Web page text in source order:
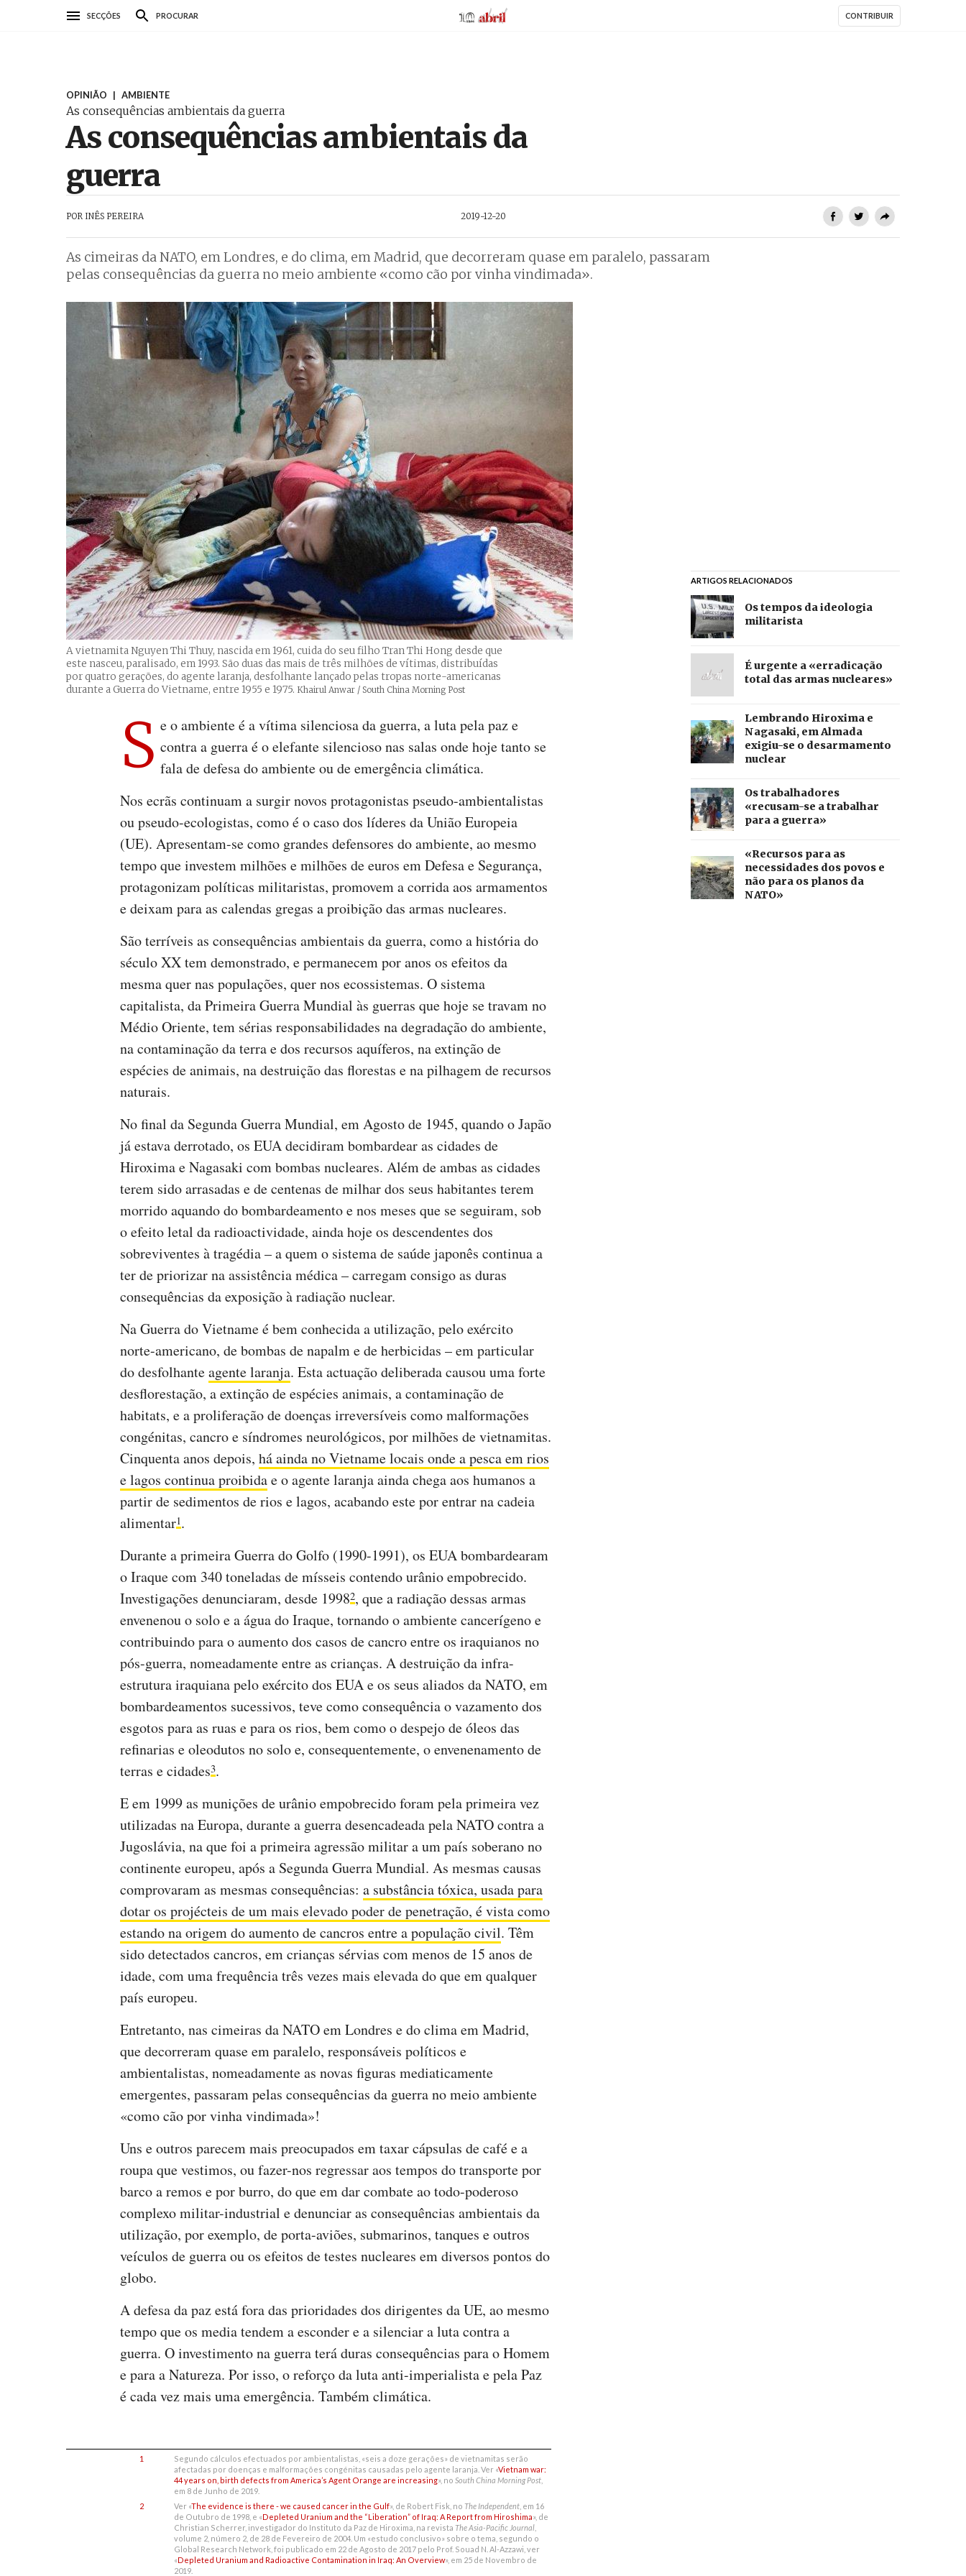
SECÇÕES PROCURAR AbrilAbril CONTRIBUIR
OPINIÃO | AMBIENTE
As consequências ambientais da guerra
As consequências ambientais da
guerra
POR INÊS PEREIRA 2019-12-20
As cimeiras da NATO, em Londres, e do clima, em Madrid, que decorreram quase em paralelo, passaram
pelas consequências da guerra no meio ambiente «como cão por vinha vindimada».
A vietnamita Nguyen Thi Thuy, nascida em 1961, cuida do seu filho Tran Thi Hong desde que
este nasceu, paralisado, em 1993. São duas das mais de três milhões de vítimas, distribuídas
por quatro gerações, do agente laranja, desfolhante lançado pelas tropas norte-americanas
durante a Guerra do Vietname, entre 1955 e 1975. Créditos
Khairul Anwar / South China Morning Post
S e o ambiente é a vítima silenciosa da guerra, a luta pela paz e
contra a guerra é o elefante silencioso nas salas onde hoje tanto se
fala de defesa do ambiente ou de emergência climática.
Nos ecrãs continuam a surgir novos protagonistas pseudo-ambientalistas
ou pseudo-ecologistas, como é o caso dos líderes da União Europeia
(UE). Apresentam-se como grandes defensores do ambiente, ao mesmo
tempo que investem milhões e milhões de euros em Defesa e Segurança,
protagonizam políticas militaristas, promovem a corrida aos armamentos
e deixam para as calendas gregas a proibição das armas nucleares.
São terríveis as consequências ambientais da guerra, como a história do
século XX tem demonstrado, e permanecem por anos os efeitos da
mesma quer nas populações, quer nos ecossistemas. O sistema
capitalista, da Primeira Guerra Mundial às guerras que hoje se travam no
Médio Oriente, tem sérias responsabilidades na degradação do ambiente,
na contaminação da terra e dos recursos aquíferos, na extinção de
espécies de animais, na destruição das florestas e na pilhagem de recursos
naturais.
No final da Segunda Guerra Mundial, em Agosto de 1945, quando o Japão
já estava derrotado, os EUA decidiram bombardear as cidades de
Hiroxima e Nagasaki com bombas nucleares. Além de ambas as cidades
terem sido arrasadas e de centenas de milhar dos seus habitantes terem
morrido aquando do bombardeamento e nos meses que se seguiram, sob
o efeito letal da radioactividade, ainda hoje os descendentes dos
sobreviventes à tragédia – a quem o sistema de saúde japonês continua a
ter de priorizar na assistência médica – carregam consigo as duras
consequências da exposição à radiação nuclear.
Na Guerra do Vietname é bem conhecida a utilização, pelo exército
norte-americano, de bombas de napalm e de herbicidas – em particular
do desfolhanteagente laranja. Esta actuação deliberada causou uma forte
desflorestação, a extinção de espécies animais, a contaminação de
habitats, e a proliferação de doenças irreversíveis como malformações
congénitas, cancro e síndromes neurológicos, por milhões de vietnamitas.
Cinquenta anos depois, há ainda no Vietname locais onde a pesca em rios
e lagos continua proibidae o agente laranja ainda chega aos humanos a
partir de sedimentos de rios e lagos, acabando este por entrar na cadeia
alimentar1.
Durante a primeira Guerra do Golfo (1990-1991), os EUA bombardearam
o Iraque com 340 toneladas de mísseis contendo urânio empobrecido.
Investigações denunciaram, desde 19982, que a radiação dessas armas
envenenou o solo e a água do Iraque, tornando o ambiente cancerígeno e
contribuindo para o aumento dos casos de cancro entre os iraquianos no
pós-guerra, nomeadamente entre as crianças. A destruição da infra-
estrutura iraquiana pelo exército dos EUA e os seus aliados da NATO, em
bombardeamentos sucessivos, teve como consequência o vazamento dos
esgotos para as ruas e para os rios, bem como o despejo de óleos das
refinarias e oleodutos no solo e, consequentemente, o envenenamento de
terras e cidades3.
E em 1999 as munições de urânio empobrecido foram pela primeira vez
utilizadas na Europa, durante a guerra desencadeada pela NATO contra a
Jugoslávia, na que foi a primeira agressão militar a um país soberano no
continente europeu, após a Segunda Guerra Mundial. As mesmas causas
comprovaram as mesmas consequências: a substância tóxica, usada para
dotar os projécteis de um mais elevado poder de penetração, é vista como
estando na origem do aumento de cancros entre a população civil. Têm
sido detectados cancros, em crianças sérvias com menos de 15 anos de
idade, com uma frequência três vezes mais elevada do que em qualquer
país europeu.
Entretanto, nas cimeiras da NATO em Londres e do clima em Madrid,
que decorreram quase em paralelo, responsáveis políticos e
ambientalistas, nomeadamente as novas figuras mediaticamente
emergentes, passaram pelas consequências da guerra no meio ambiente
«como cão por vinha vindimada»!
Uns e outros parecem mais preocupados em taxar cápsulas de café e a
roupa que vestimos, ou fazer-nos regressar aos tempos do transporte por
barco a remos e por burro, do que em dar combate ao todo-poderoso
complexo militar-industrial e denunciar as consequências ambientais da
utilização, por exemplo, de porta-aviões, submarinos, tanques e outros
veículos de guerra ou os efeitos de testes nucleares em diversos pontos do
globo.
A defesa da paz está fora das prioridades dos dirigentes da UE, ao mesmo
tempo que os media tendem a esconder e a silenciar a luta contra a
guerra. O investimento na guerra terá duras consequências para o Homem
e para a Natureza. Por isso, o reforço da luta anti-imperialista e pela Paz
é cada vez mais uma emergência. Também climática.
1
Segundo cálculos efectuados por ambientalistas, «seis a doze gerações» de vietnamitas serão
afectadas por doenças e malformações congénitas causadas pelo agente laranja. Ver «Vietnam war:
44 years on, birth defects from America’s Agent Orange are increasing», noSouth China Morning Post
em 8 de Junho de 2019.
2
Ver «The evidence is there - we caused cancer in the Gulf», de Robert Fisk, no The Independent , em 16
de Outubro de 1998, e «Depleted Uranium and the “Liberation” of Iraq: A Report from Hiroshima», de
Christian Scherrer, investigador do Instituto da Paz de Hiroxima, na revista The Asia-Pacific Journal
volume 2, número 2, de 28 de Fevereiro de 2004. Um «estudo conclusivo» sobre o tema, segundo o
Global Research Network, foi publicado em 22 de Agosto de 2017 pelo Prof. Souad N. Al-Azzawi, ver
«Depleted Uranium and Radioactive Contamination in Iraq: An Overview», em 25 de Novembro de
2019.
ARTIGOS RELACIONADOS
Os tempos da ideologia
militarista
É urgente a «erradicação
total das armas nucleares»
Lembrando Hiroxima e
Nagasaki, em Almada
exigiu-se o desarmamento
nuclear
Os trabalhadores
«recusam-se a trabalhar
para a guerra»
«Recursos para as
necessidades dos povos e
não para os planos da
NATO»